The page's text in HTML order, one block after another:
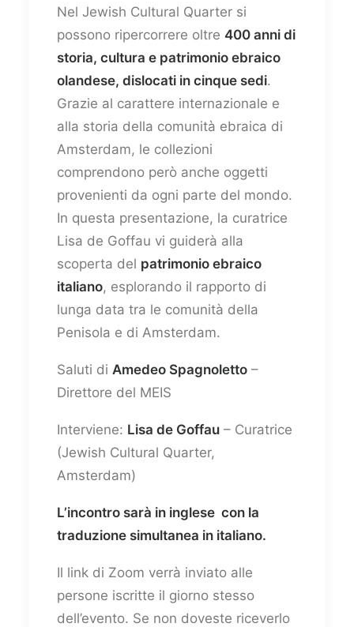
Nel Jewish Cultural Quarter si
possono ripercorrere oltre 400 anni di
storia, cultura e patrimonio ebraico
olandese, dislocati in cinque sedi.
Grazie al carattere internazionale e
alla storia della comunità ebraica di
Amsterdam, le collezioni
comprendono però anche oggetti
provenienti da ogni parte del mondo.
In questa presentazione, la curatrice
Lisa de Goffau vi guiderà alla
scoperta del patrimonio ebraico
italiano, esplorando il rapporto di
lunga data tra le comunità della
Penisola e di Amsterdam.
Saluti di Amedeo Spagnoletto –
Direttore del MEIS
Interviene: Lisa de Goffau – Curatrice
(Jewish Cultural Quarter,
Amsterdam)
L’incontro sarà in inglese con la
traduzione simultanea in italiano.
Il link di Zoom verrà inviato alle
persone iscritte il giorno stesso
dell’evento. Se non doveste riceverlo